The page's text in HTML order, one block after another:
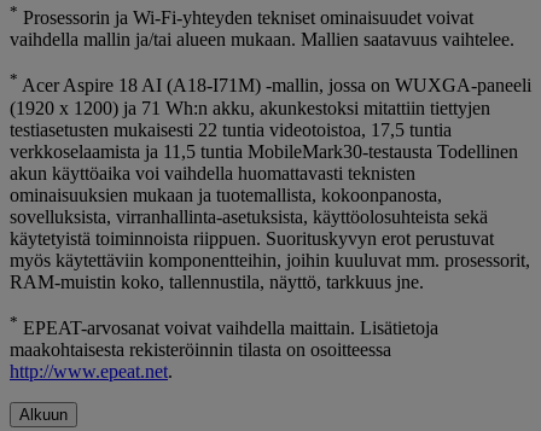
* Prosessorin ja Wi-Fi-yhteyden tekniset ominaisuudet voivat
vaihdella mallin ja/tai alueen mukaan. Mallien saatavuus vaihtelee.
* Acer Aspire 18 AI (A18-I71M) -mallin, jossa on WUXGA-paneeli
(1920 x 1200) ja 71 Wh:n akku, akunkestoksi mitattiin tiettyjen
testiasetusten mukaisesti 22 tuntia videotoistoa, 17,5 tuntia
verkkoselaamista ja 11,5 tuntia MobileMark30-testausta Todellinen
akun käyttöaika voi vaihdella huomattavasti teknisten
ominaisuuksien mukaan ja tuotemallista, kokoonpanosta,
sovelluksista, virranhallinta-asetuksista, käyttöolosuhteista sekä
käytetyistä toiminnoista riippuen. Suorituskyvyn erot perustuvat
myös käytettäviin komponentteihin, joihin kuuluvat mm. prosessorit,
RAM-muistin koko, tallennustila, näyttö, tarkkuus jne.
* EPEAT-arvosanat voivat vaihdella maittain. Lisätietoja
maakohtaisesta rekisteröinnin tilasta on osoitteessa
http://www.epeat.net.
Alkuun